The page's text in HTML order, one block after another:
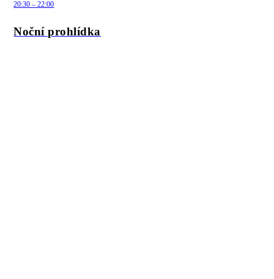
20:30 – 22:00
Noční prohlídka